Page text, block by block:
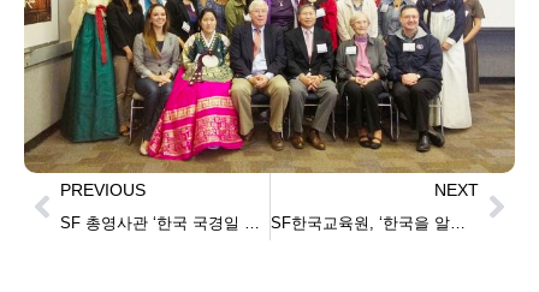
PREVIOUS
SF 총영사관 ‘한국 국경일 리셉션’… 연주·무용 공연, 개천절 맞아 전통 문화 한마당
NEXT
SF한국교육원, ‘한국을 알자, 청소년 동영상 대회’ 좋아하는 한국의 인물·장소·음식 주제로